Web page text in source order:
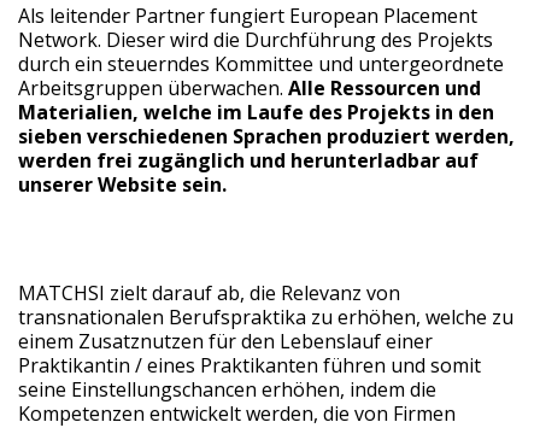
Als leitender Partner fungiert European Placement
Network. Dieser wird die Durchführung des Projekts
durch ein steuerndes Kommittee und untergeordnete
Arbeitsgruppen überwachen. Alle Ressourcen und
Materialien, welche im Laufe des Projekts in den
sieben verschiedenen Sprachen produziert werden,
werden frei zugänglich und herunterladbar auf
unserer Website sein.
MATCHSI zielt darauf ab, die Relevanz von
transnationalen Berufspraktika zu erhöhen, welche zu
einem Zusatznutzen für den Lebenslauf einer
Praktikantin / eines Praktikanten führen und somit
seine Einstellungschancen erhöhen, indem die
Kompetenzen entwickelt werden, die von Firmen